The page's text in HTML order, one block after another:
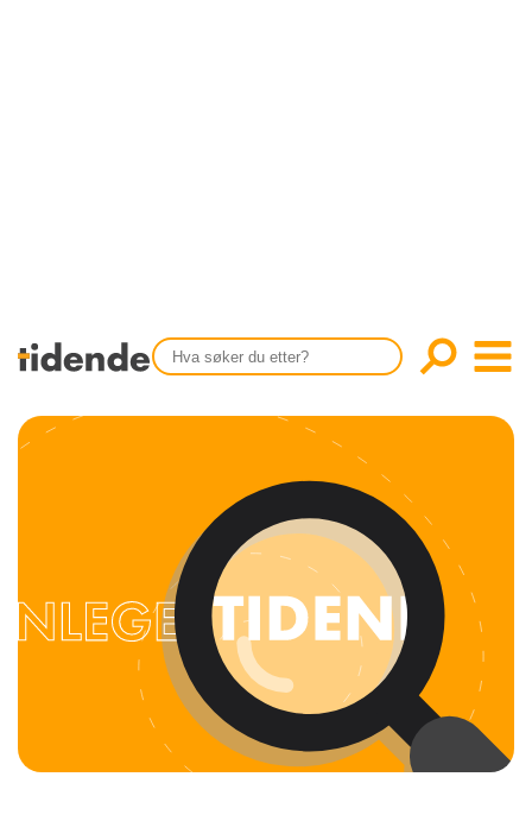
HENVISNINGER
KURSKALENDER
STILLINGER
KJØP & SALG
ANNONSERING
FOR FORFATTERE
KONTAKT
OM OSS
CONTENT IN ENGLISH
Scientific articles
Publication and media
plan
The editorial board
About us